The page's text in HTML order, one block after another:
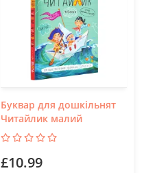
Буквар для дошкільнят
Читайлик малий
£10.99